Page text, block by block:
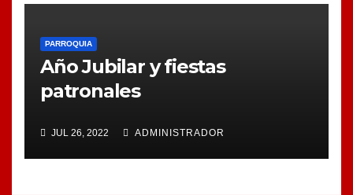
PARROQUIA
Año Jubilar y fiestas
patronales
JUL 26, 2022 ADMINISTRADOR